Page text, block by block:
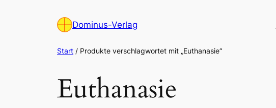
Dominus-Verlag
Start / Produkte verschlagwortet mit „Euthanasie“
Euthanasie